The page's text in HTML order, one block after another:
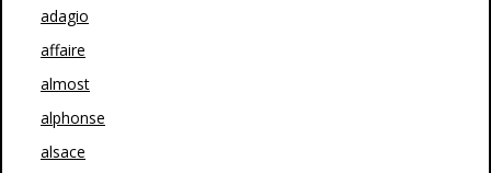
adagio
affaire
almost
alphonse
alsace